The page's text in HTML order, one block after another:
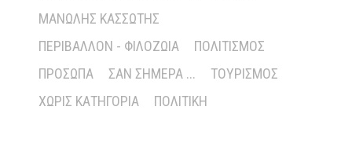
ΜΑΝΏΛΗΣ ΚΑΣΣΏΤΗΣ
ΠΕΡΙΒΆΛΛΟΝ - ΦΙΛΟΖΩΊΑ
ΠΟΛΙΤΙΣΜΌΣ
ΠΡΌΣΩΠΑ
ΣΑΝ ΣΉΜΕΡΑ ...
ΤΟΥΡΙΣΜΌΣ
ΧΩΡΊΣ ΚΑΤΗΓΟΡΊΑ
ΠΟΛΙΤΙΚΉ